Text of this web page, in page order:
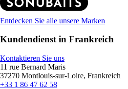
Entdecken Sie alle unsere Marken
Kundendienst in Frankreich
Kontaktieren Sie uns
11 rue Bernard Maris
37270 Montlouis-sur-Loire, Frankreich
+33 1 86 47 62 58